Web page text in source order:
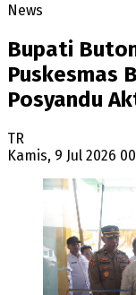
News
Bupati
Puskesmas
Posyandu
TR
Kamis, 9 Jul 2026